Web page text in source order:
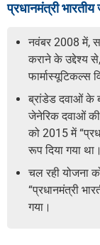
प्रधानमंत्री
नवंबर 2008 में,
कराने के उद्देश्य
फार्मास्यूटिकल्स
ब्रांडेड दवाओं के
जेनेरिक दवाओं
को 2015 में
रूप दिया गया था।
चल रही योजना
“प्रधानमंत्री
गया।